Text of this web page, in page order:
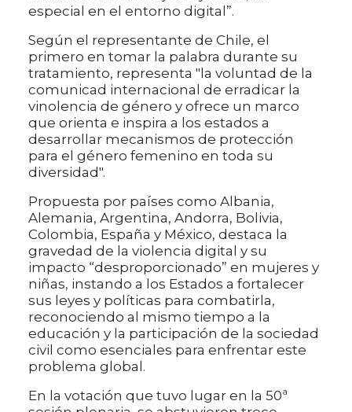
especial en el entorno digital”.
Según el representante de Chile, el
primero en tomar la palabra durante su
tratamiento, representa "la voluntad de la
comunicad internacional de erradicar la
vinolencia de género y ofrece un marco
que orienta e inspira a los estados a
desarrollar mecanismos de protección
para el género femenino en toda su
diversidad".
Propuesta por países como Albania,
Alemania, Argentina, Andorra, Bolivia,
Colombia, España y México, destaca la
gravedad de la violencia digital y su
impacto “desproporcionado” en mujeres y
niñas, instando a los Estados a fortalecer
sus leyes y políticas para combatirla,
reconociendo al mismo tiempo a la
educación y la participación de la sociedad
civil como esenciales para enfrentar este
problema global.
En la votación que tuvo lugar en la 50ª